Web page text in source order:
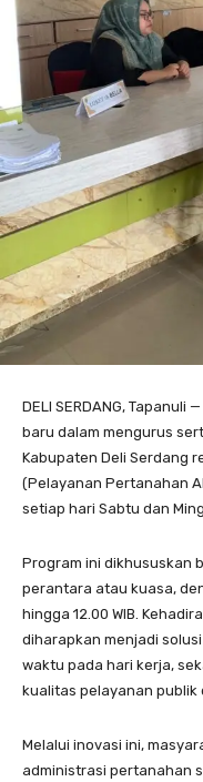
DELI SERDANG,
baru dalam mengurus
Kabupaten Deli Serdang
(Pelayanan Pertanahan
setiap hari Sabtu dan
Program ini dikhususkan
perantara atau kuasa,
hingga 12.00 WIB.
diharapkan menjadi
waktu pada hari kerja,
kualitas pelayanan publik
Melalui inovasi ini,
administrasi pertanahan